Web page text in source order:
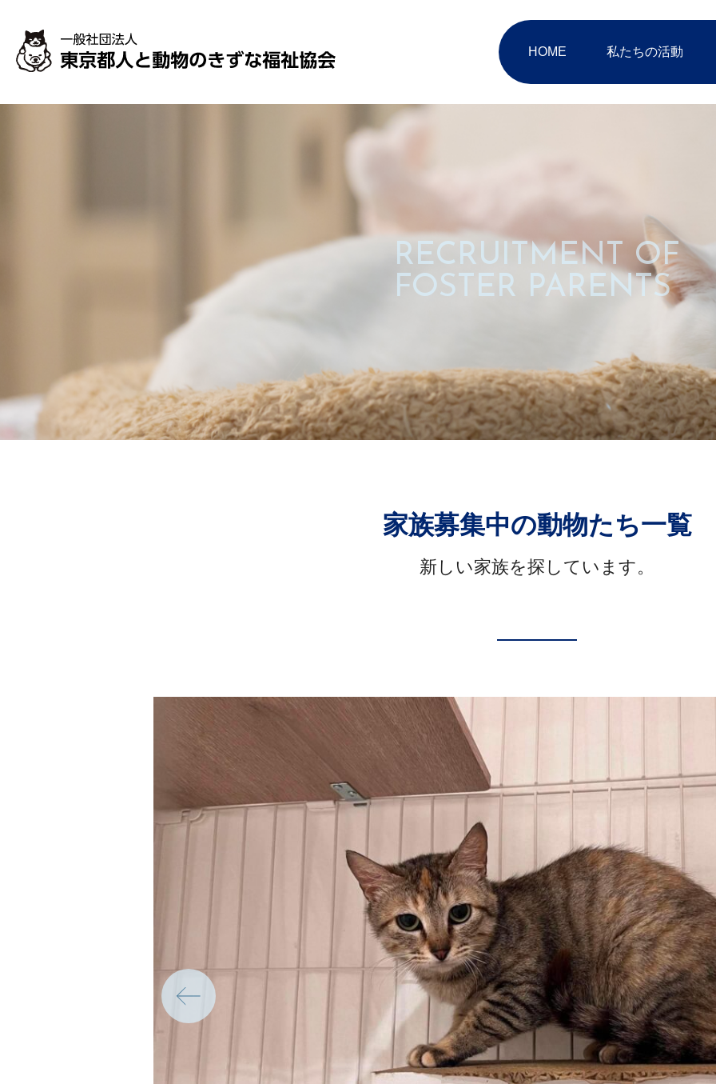
HOME 私たちの活動
RECRUITMENT OF
FOSTER PARENTS
家族募集中の動物たち一覧
新しい家族を探しています。